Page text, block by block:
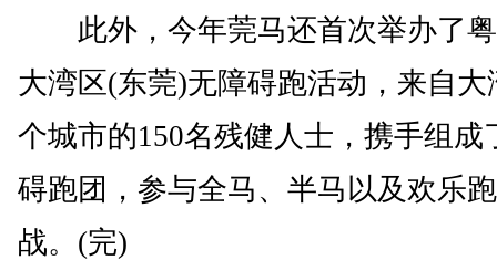
此外，今年莞马还首次举办了
大湾区(东莞)无障碍跑活动，来自大
个城市的150名残健人士，携手组成
碍跑团，参与全马、半马以及欢乐
战。(完)